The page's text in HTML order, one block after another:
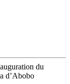
du
d’Abobo